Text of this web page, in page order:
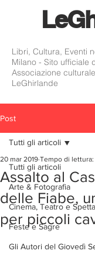
Le
Libri, Cultura, Eventi
Milano - Sito ufficiale
Associazione culturale
LeGhirlande
Post
Tutti gli articoli
Arte & Fotografia
Cinema, Teatro e
Feste e Sagre
Gli Autori del Giovedì
Tutti gli articoli
Assalto al
delle Fiabe,
per piccoli
20 mar 2019 Tempo di lettura: